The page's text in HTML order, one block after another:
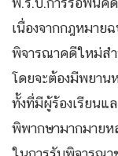
เนื่องจากกฎหมาย
พิจารณาคดีใหม่สำ
โดยจะต้องมีพยา
ทั้งที่มีผู้ร้องเรียนแ
พิพากษามากมาย